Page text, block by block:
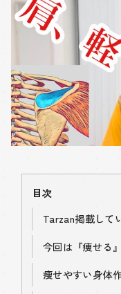
目次
Tarzan掲載して
今回は『痩せる
痩せやすい身体